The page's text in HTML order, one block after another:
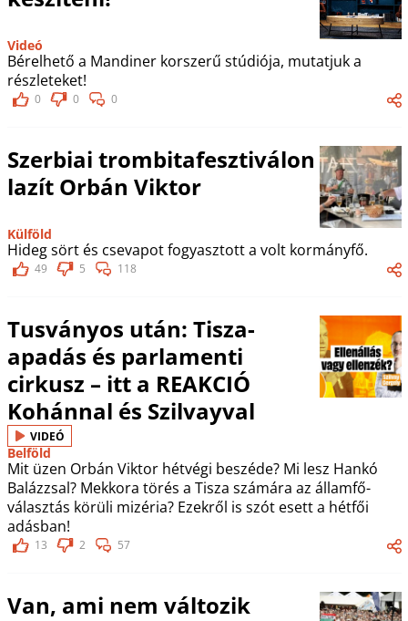
Videó
Bérelhető a Mandiner korszerű stúdiója, mutatjuk a
részleteket!
0 0 0
Szerbiai trombitafesztiválon
lazít Orbán Viktor
Külföld
Hideg sört és csevapot fogyasztott a volt kormányfő.
49 5 118
Tusványos után: Tisza-
apadás és parlamenti
cirkusz – itt a REAKCIÓ
Kohánnal és Szilvayval
VIDEÓ
Belföld
Mit üzen Orbán Viktor hétvégi beszéde? Mi lesz Hankó
Balázzsal? Mekkora törés a Tisza számára az államfő-
választás körüli mizéria? Ezekről is szót esett a hétfői
adásban!
13 2 57
Van, ami nem változik